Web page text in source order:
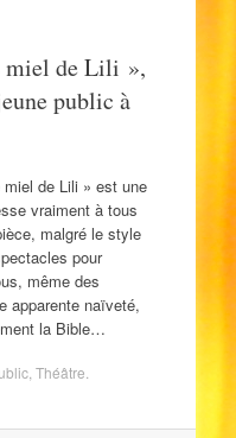
miel de Lili »,
public à
de Lili » est une
vraiment à tous
malgré le style
pour
même des
apparente naïveté,
la Bible…
, Théâtre